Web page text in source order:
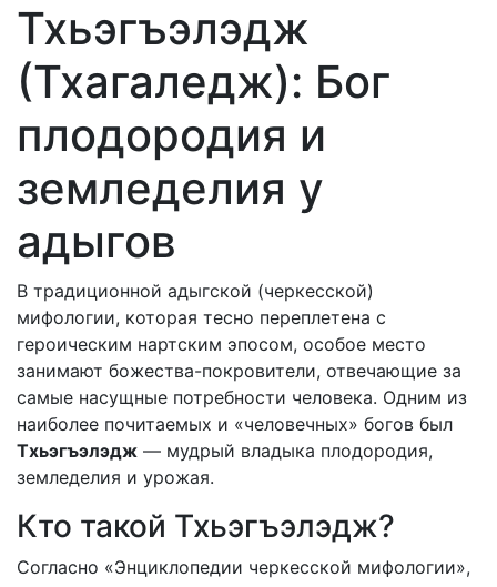
Тхьэгъэлэдж
(Тхагаледж): Бог
плодородия и
земледелия у
адыгов
В традиционной адыгской (черкесской)
мифологии, которая тесно переплетена с
героическим нартским эпосом, особое место
занимают божества-покровители, отвечающие за
самые насущные потребности человека. Одним из
наиболее почитаемых и «человечных» богов был
Тхьэгъэлэдж — мудрый владыка плодородия,
земледелия и урожая.
Кто такой Тхьэгъэлэдж?
Согласно «Энциклопедии черкесской мифологии»,